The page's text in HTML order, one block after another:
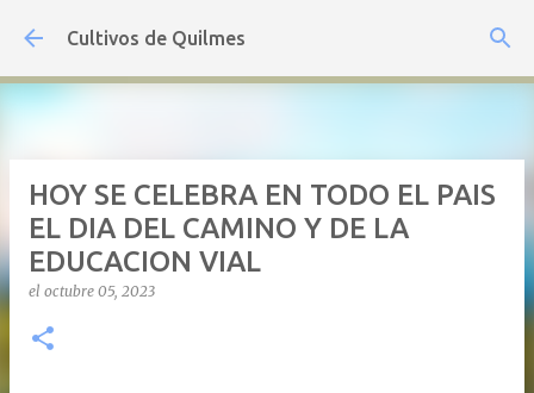
Ir al contenido principal
Cultivos de Quilmes
HOY SE CELEBRA EN TODO EL PAIS
EL DIA DEL CAMINO Y DE LA
EDUCACION VIAL
el octubre 05, 2023